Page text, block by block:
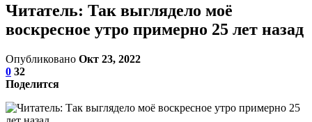
Читатель: Так выглядело моё
воскресное утро примерно 25 лет назад⁠⁠
Опубликовано Окт 23, 2022
0 32
Поделится